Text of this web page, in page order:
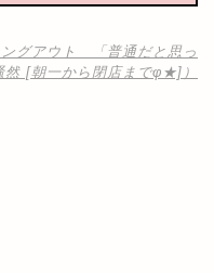
ングアウト 「普通だと思っ
然 [朝一から閉店までφ★]）